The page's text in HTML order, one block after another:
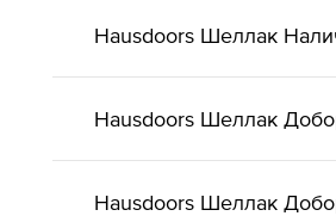
Hausdoors Шеллак
Hausdoors Шеллак
Hausdoors Шеллак